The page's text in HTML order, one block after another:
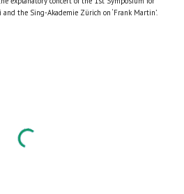
the Sing-Akademie Zürich on ‘Frank Martin’.